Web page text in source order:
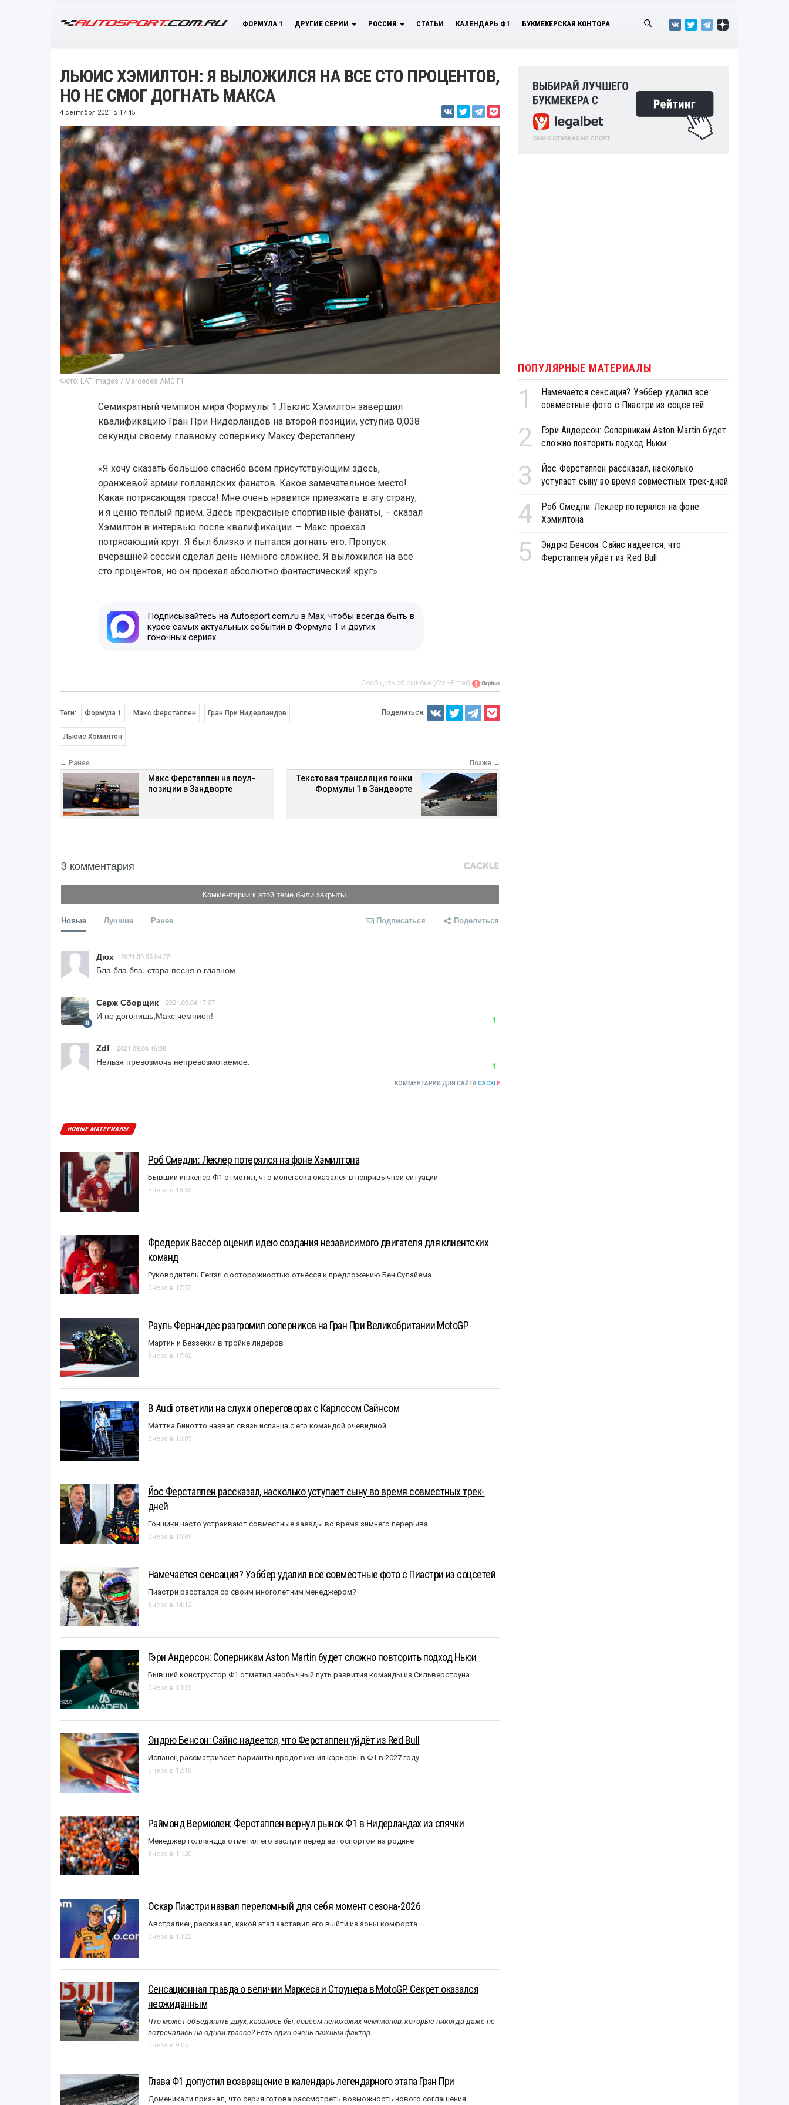
ФОРМУЛА 1 ДРУГИЕ СЕРИИ РОССИЯ СТАТЬИ КАЛЕНДАРЬ Ф1 БУКМЕКЕРСКАЯ КОНТОРА
ЛЬЮИС ХЭМИЛТОН: Я ВЫЛОЖИЛСЯ НА ВСЕ СТО ПРОЦЕНТОВ,
НО НЕ СМОГ ДОГНАТЬ МАКСА
4 сентября 2021 в 17:45
Фото: LAT Images / Mercedes AMG F1
Семикратный чемпион мира Формулы 1 Льюис Хэмилтон завершил
квалификацию Гран При Нидерландов на второй позиции, уступив 0,038
секунды своему главному сопернику Максу Ферстаппену.
«Я хочу сказать большое спасибо всем присутствующим здесь,
оранжевой армии голландских фанатов. Какое замечательное место!
Какая потрясающая трасса! Мне очень нравится приезжать в эту страну,
и я ценю тёплый прием. Здесь прекрасные спортивные фанаты, – сказал
Хэмилтон в интервью после квалификации. – Макс проехал
потрясающий круг. Я был близко и пытался догнать его. Пропуск
вчерашней сессии сделал день немного сложнее. Я выложился на все
сто процентов, но он проехал абсолютно фантастический круг».
Подписывайтесь на Autosport.com.ru в Max, чтобы всегда быть в
курсе самых актуальных событий в Формуле 1 и других
гоночных сериях
Сообщить об ошибке (Ctrl+Enter)
Теги: Формула 1 Макс Ферстаппен Гран При Нидерландов
Льюис Хэмилтон
Поделиться:
← Ранее
Макс Ферстаппен на поул-
позиции в Зандворте
Позже →
Текстовая трансляция гонки
Формулы 1 в Зандворте
3 комментария
Комментарии к этой теме были закрыты
Новые Лучшие Ранее Подписаться Поделиться
Дюх 2021.09.05 04:22
Бла бла бла, стара песня о главном
Серж Сборщик 2021.09.04 17:07
И не догонишь,Макс чемпион! 1
Zdf 2021.09.04 16:38
Нельзя превозмочь непревозмогаемое. 1
КОММЕНТАРИИ ДЛЯ САЙТА CACKLE
НОВЫЕ МАТЕРИАЛЫ
Роб Смедли: Леклер потерялся на фоне Хэмилтона
Бывший инженер Ф1 отметил, что монегаска оказался в непривычной ситуации
Вчера в 18:55
Фредерик Вассёр оценил идею создания независимого двигателя для клиентских
команд
Руководитель Ferrari с осторожностью отнёсся к предложению Бен Сулайема
Вчера в 17:57
Рауль Фернандес разгромил соперников на Гран При Великобритании MotoGP
Мартин и Беззекки в тройке лидеров
Вчера в 17:02
В Audi ответили на слухи о переговорах с Карлосом Сайнсом
Маттиа Бинотто назвал связь испанца с его командой очевидной
Вчера в 16:05
Йос Ферстаппен рассказал, насколько уступает сыну во время совместных трек-
дней
Гонщики часто устраивают совместные заезды во время зимнего перерыва
Вчера в 15:09
Намечается сенсация? Уэббер удалил все совместные фото с Пиастри из соцсетей
Пиастри расстался со своим многолетним менеджером?
Вчера в 14:12
Гэри Андерсон: Соперникам Aston Martin будет сложно повторить подход Ньюи
Бывший конструктор Ф1 отметил необычный путь развития команды из Сильверстоуна
Вчера в 13:15
Эндрю Бенсон: Сайнс надеется, что Ферстаппен уйдёт из Red Bull
Испанец рассматривает варианты продолжения карьеры в Ф1 в 2027 году
Вчера в 12:18
Раймонд Вермюлен: Ферстаппен вернул рынок Ф1 в Нидерландах из спячки
Менеджер голландца отметил его заслуги перед автоспортом на родине
Вчера в 11:20
Оскар Пиастри назвал переломный для себя момент сезона-2026
Австралиец рассказал, какой этап заставил его выйти из зоны комфорта
Вчера в 10:22
Сенсационная правда о величии Маркеса и Стоунера в MotoGP. Секрет оказался
неожиданным
Что может объединять двух, казалось бы, совсем непохожих чемпионов, которые никогда даже не
встречались на одной трассе? Есть один очень важный фактор…
Вчера в 9:05
Глава Ф1 допустил возвращение в календарь легендарного этапа Гран При
Доменикали признал, что серия готова рассмотреть возможность нового соглашения
ПОПУЛЯРНЫЕ МАТЕРИАЛЫ
1
Намечается сенсация? Уэббер удалил все
совместные фото с Пиастри из соцсетей
2
Гэри Андерсон: Соперникам Aston Martin будет
сложно повторить подход Ньюи
3
Йос Ферстаппен рассказал, насколько
уступает сыну во время совместных трек-дней
4
Роб Смедли: Леклер потерялся на фоне
Хэмилтона
5
Эндрю Бенсон: Сайнс надеется, что
Ферстаппен уйдёт из Red Bull